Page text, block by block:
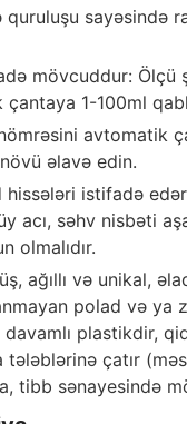
quruluşu sayəsində
mövcuddur: Ölçü
1-100ml
avtomatik
növü əlavə edin.
hissələri istifadə
acı, səhv nisbəti
olmalıdır.
ağıllı və unikal,
polad və ya
plastikdir,
tələblərinə çatır
tibb sənayesində